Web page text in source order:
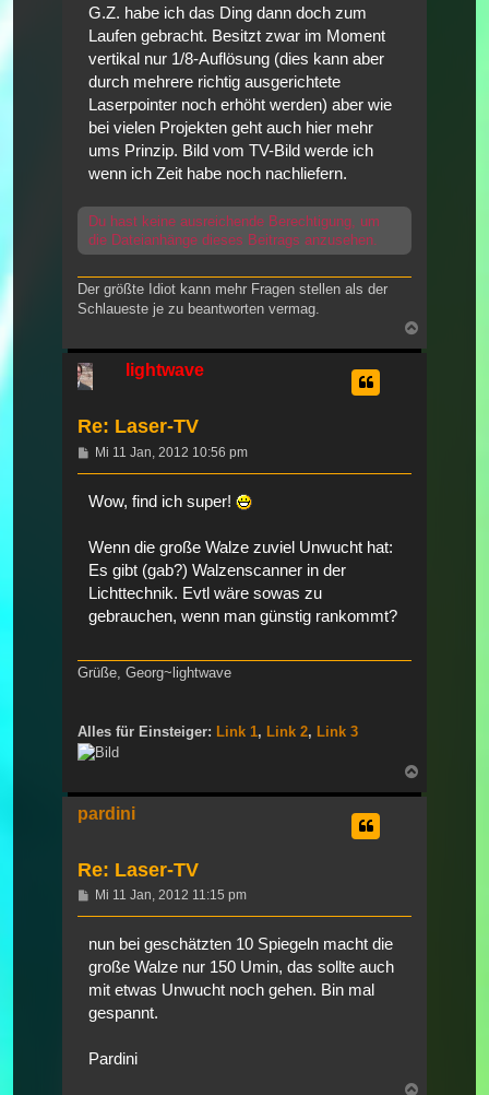
G.Z. habe ich das Ding dann doch zum
Laufen gebracht. Besitzt zwar im Moment
vertikal nur 1/8-Auflösung (dies kann aber
durch mehrere richtig ausgerichtete
Laserpointer noch erhöht werden) aber wie
bei vielen Projekten geht auch hier mehr
ums Prinzip. Bild vom TV-Bild werde ich
wenn ich Zeit habe noch nachliefern.
Du hast keine ausreichende Berechtigung, um
die Dateianhänge dieses Beitrags anzusehen.
Der größte Idiot kann mehr Fragen stellen als der
Schlaueste je zu beantworten vermag.
lightwave
Re: Laser-TV
Beitrag
Mi 11 Jan, 2012 10:56 pm
Wow, find ich super!
Wenn die große Walze zuviel Unwucht hat:
Es gibt (gab?) Walzenscanner in der
Lichttechnik. Evtl wäre sowas zu
gebrauchen, wenn man günstig rankommt?
Grüße, Georg~lightwave
Alles für Einsteiger: Link 1, Link 2, Link 3
pardini
Re: Laser-TV
Beitrag
Mi 11 Jan, 2012 11:15 pm
nun bei geschätzten 10 Spiegeln macht die
große Walze nur 150 Umin, das sollte auch
mit etwas Unwucht noch gehen. Bin mal
gespannt.
Pardini